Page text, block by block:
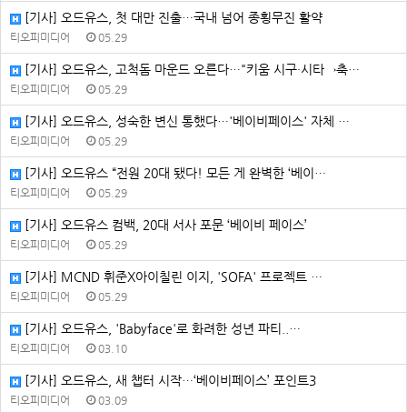
[기사] 오드유스, 첫 대만 진출…국내 넘어 종횡무진 활약
티오피미디어 05.29
[기사] 오드유스, 고척돔 마운드 오른다…"키움 시구·시타→축…
티오피미디어 05.29
[기사] 오드유스, 성숙한 변신 통했다…'베이비페이스' 자체 …
티오피미디어 05.29
[기사] 오드유스 “전원 20대 됐다! 모든 게 완벽한 ‘베이…
티오피미디어 05.29
[기사] 오드유스 컴백, 20대 서사 포문 ‘베이비 페이스’
티오피미디어 05.29
[기사] MCND 휘준X아이칠린 이지, 'SOFA' 프로젝트 …
티오피미디어 05.29
[기사] 오드유스, 'Babyface'로 화려한 성년 파티..…
티오피미디어 03.10
[기사] 오드유스, 새 챕터 시작…‘베이비페이스’ 포인트3
티오피미디어 03.09